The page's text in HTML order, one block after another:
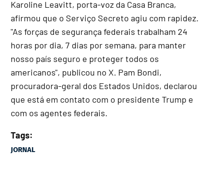
Karoline Leavitt, porta-voz da Casa Branca,
afirmou que o Serviço Secreto agiu com rapidez.
"As forças de segurança federais trabalham 24
horas por dia, 7 dias por semana, para manter
nosso país seguro e proteger todos os
americanos", publicou no X. Pam Bondi,
procuradora-geral dos Estados Unidos, declarou
que está em contato com o presidente Trump e
com os agentes federais.
Tags:
JORNAL